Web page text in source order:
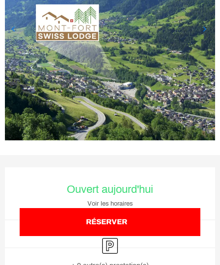
Ouvert aujourd'hui
Voir les horaires
RÉSERVER
Parking